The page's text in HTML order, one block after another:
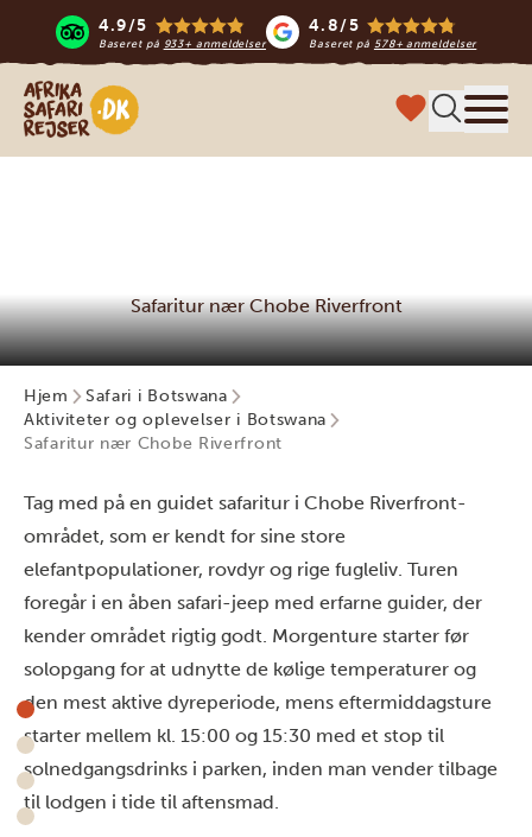
4.9/5
Baseret på 933+ anmeldelser
4.8/5
Baseret på 578+ anmeldelser
Safari-rejser i Afrika
Safaritur nær Chobe Riverfront
Hjem
Safari i Botswana
Aktiviteter og oplevelser i Botswana
Safaritur nær Chobe Riverfront
Tag med på en guidet safaritur i Chobe Riverfront-
området, som er kendt for sine store
elefantpopulationer, rovdyr og rige fugleliv. Turen
foregår i en åben safari-jeep med erfarne guider, der
kender området rigtig godt. Morgenture starter før
solopgang for at udnytte de kølige temperaturer og
den mest aktive dyreperiode, mens eftermiddagsture
starter mellem kl. 15:00 og 15:30 med et stop til
solnedgangsdrinks i parken, inden man vender tilbage
til lodgen i tide til aftensmad.